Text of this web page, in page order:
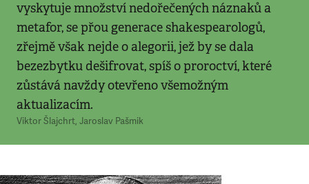
vyskytuje množství nedořečených náznaků a
metafor, se přou generace shakespearologů,
zřejmě však nejde o alegorii, jež by se dala
bezezbytku dešifrovat, spíš o proroctví, které
zůstává navždy otevřeno všemožným
aktualizacím.
Viktor Šlajchrt, Jaroslav Pašmik